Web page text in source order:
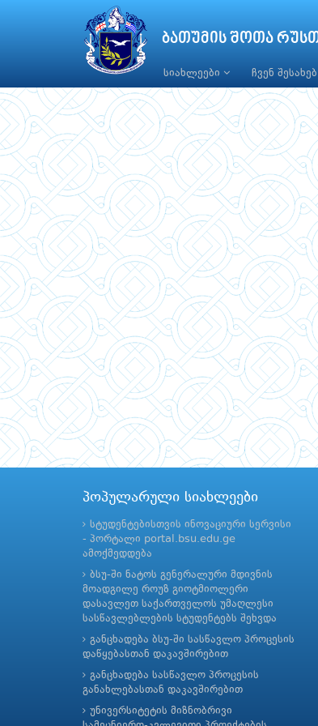
ბათუმის შოთა
სიახლეები ჩვენ შესახებ
პოპულარული სიახლეები
სტუდენტებისთვის ინოვაციური სერვისი
- პორტალი portal.bsu.edu.ge
ამოქმედდება
ბსუ-ში ნატოს გენერალური მდივნის
მოადგილე როუზ გიოტმიოლერი
დასავლეთ საქართველოს უმაღლესი
სასწავლებლების სტუდენტებს შეხვდა
განცხადება ბსუ-ში სასწავლო პროცესის
დაწყებასთან დაკავშირებით
განცხადება სასწავლო პროცესის
განახლებასთან დაკავშირებით
უნივერსიტეტის მიზნობრივი